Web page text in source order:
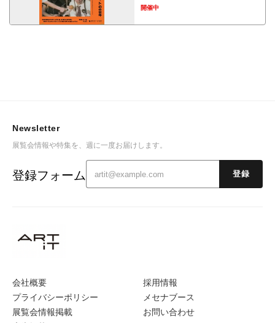
開催中
会社概要
プライバシーポリシー
展覧会情報掲載
採用情報
メセナブース
お問い合わせ
Newsletter
展覧会情報や特集を、週に一度お届けします。
登録フォーム 登録